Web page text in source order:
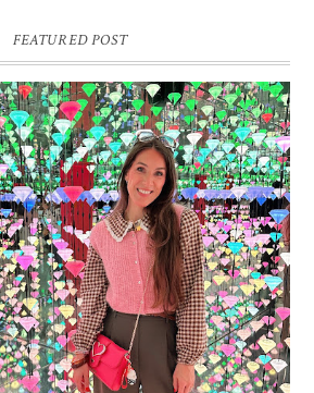
FEATURED POST
SPRINKLES ON A CUPCAKE
zo’n moment waarop ik even bewust op de
on a Cupcake bestaat 16 jaar. Zestien.